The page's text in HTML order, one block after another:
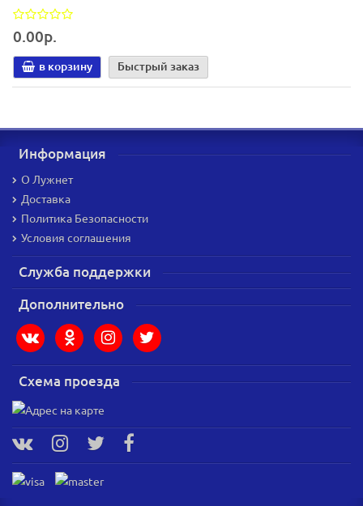
0.00р.
в корзину Быстрый заказ
Информация
О Лужнет
Доставка
Политика Безопасности
Условия соглашения
Служба поддержки
Дополнительно
Схема проезда